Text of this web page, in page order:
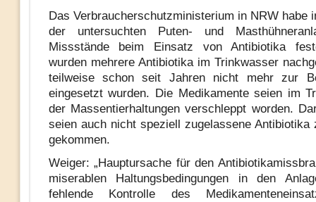
Das Verbraucherschutzministerium in NRW habe
der untersuchten Puten- und
Missstände beim Einsatz von Antibiotika
wurden mehrere Antibiotika im Trinkwasser
teilweise schon seit Jahren nicht mehr zur
eingesetzt wurden. Die Medikamente seien im
der Massentierhaltungen verschleppt worden.
seien auch nicht speziell zugelassene Antibiotika
gekommen.
Weiger: „Hauptursache für den
miserablen Haltungsbedingungen in den
fehlende Kontrolle des